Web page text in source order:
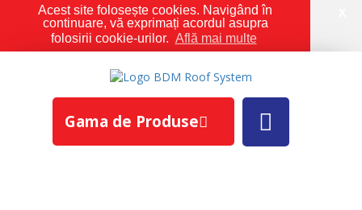
Acest site folosește cookies. Navigând în
continuare, vă exprimați acordul asupra
folosirii cookie-urilor. Află mai multe
Gama de Produse